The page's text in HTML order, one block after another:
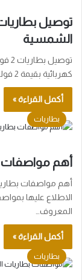
الشمسية
كهربائية بقيمة 2 فولت للبطارية الواحدة؟ وما النظام المناسب…
أكمل القراءة »
بطاريات
أهم مواصفات
أهم مواصفات
الاطلاع عليها
المعروف…
أكمل القراءة »
بطاريات